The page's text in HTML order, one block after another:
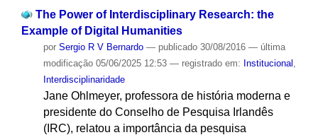
The Power of Interdisciplinary Research: the
Example of Digital Humanities
por Sergio R V Bernardo — publicado30/08/2016 — última
modificação05/06/2025 12:53 — registrado em: Institucional
Interdisciplinaridade
Jane Ohlmeyer, professora de história moderna e
presidente do Conselho de Pesquisa Irlandês
(IRC), relatou a importância da pesquisa